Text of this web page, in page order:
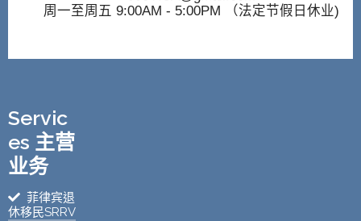
周一至周五 9:00AM - 5:00PM （法定节假日休业)
Servic
es 主营
业务
菲律宾退
休移民SRRV